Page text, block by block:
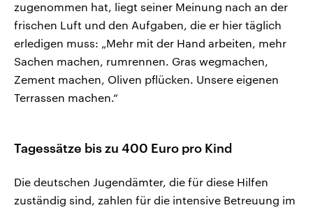
zugenommen hat, liegt seiner Meinung nach an der
frischen Luft und den Aufgaben, die er hier täglich
erledigen muss: „Mehr mit der Hand arbeiten, mehr
Sachen machen, rumrennen. Gras wegmachen,
Zement machen, Oliven pflücken. Unsere eigenen
Terrassen machen.“
Tagessätze bis zu 400 Euro pro Kind
Die deutschen Jugendämter, die für diese Hilfen
zuständig sind, zahlen für die intensive Betreuung im